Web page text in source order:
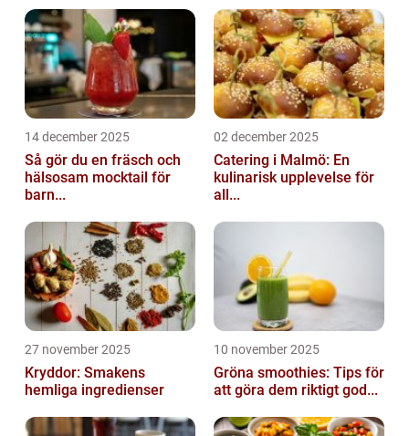
14 december 2025
Så gör du en fräsch och
hälsosam mocktail för
barn...
02 december 2025
Catering i Malmö: En
kulinarisk upplevelse för
all...
27 november 2025
Kryddor: Smakens
hemliga ingredienser
10 november 2025
Gröna smoothies: Tips för
att göra dem riktigt god...